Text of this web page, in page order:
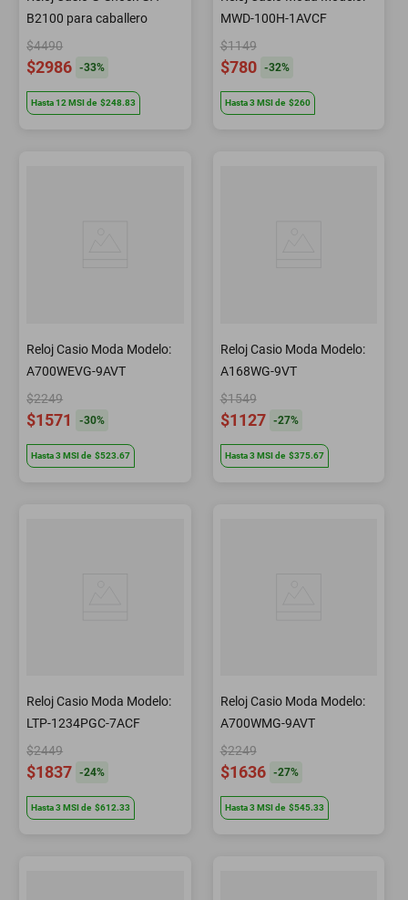
B2100 para caballero
$4490
$2986 -33%
Hasta12 MSIde $248.83
MWD-100H-1AVCF
$1149
$780 -32%
Hasta3 MSIde $260
Reloj Casio Moda Modelo:
A700WEVG-9AVT
$2249
$1571 -30%
Hasta3 MSIde $523.67
Reloj Casio Moda Modelo:
A168WG-9VT
$1549
$1127 -27%
Hasta3 MSIde $375.67
Reloj Casio Moda Modelo:
LTP-1234PGC-7ACF
$2449
$1837 -24%
Hasta3 MSIde $612.33
Reloj Casio Moda Modelo:
A700WMG-9AVT
$2249
$1636 -27%
Hasta3 MSIde $545.33